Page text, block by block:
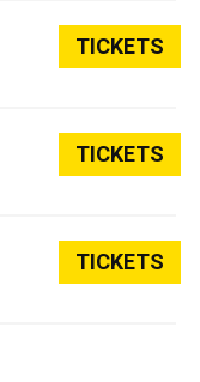
TICKETS
TICKETS
TICKETS